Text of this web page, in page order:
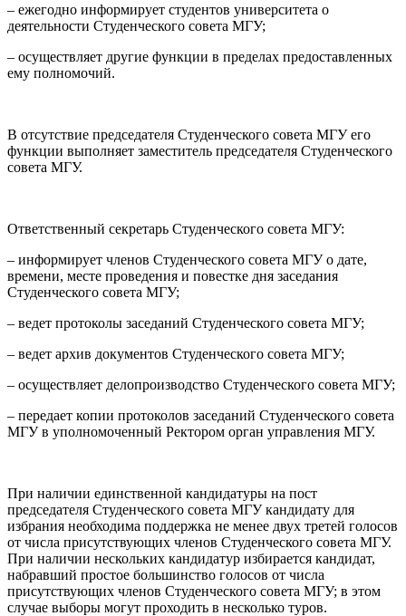
– ежегодно информирует студентов университета о
деятельности Студенческого совета МГУ;
– осуществляет другие функции в пределах предоставленных
ему полномочий.
В отсутствие председателя Студенческого совета МГУ его
функции выполняет заместитель председателя Студенческого
совета МГУ.
Ответственный секретарь Студенческого совета МГУ:
– информирует членов Студенческого совета МГУ о дате,
времени, месте проведения и повестке дня заседания
Студенческого совета МГУ;
– ведет протоколы заседаний Студенческого совета МГУ;
– ведет архив документов Студенческого совета МГУ;
– осуществляет делопроизводство Студенческого совета МГУ;
– передает копии протоколов заседаний Студенческого совета
МГУ в уполномоченный Ректором орган управления МГУ.
При наличии единственной кандидатуры на пост
председателя Студенческого совета МГУ кандидату для
избрания необходима поддержка не менее двух третей голосов
от числа присутствующих членов Студенческого совета МГУ.
При наличии нескольких кандидатур избирается кандидат,
набравший простое большинство голосов от числа
присутствующих членов Студенческого совета МГУ; в этом
случае выборы могут проходить в несколько туров.